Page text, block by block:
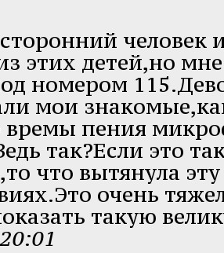
человек
этих детей,но
номером
мои
времы пения
так?Если это
что вытянула
очень
такую